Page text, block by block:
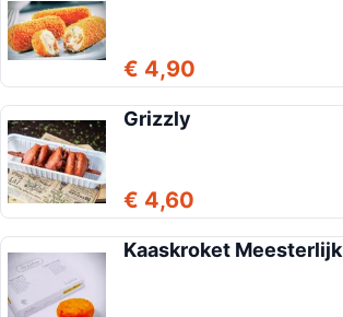
€ 4,90
Grizzly
€ 4,60
Kaaskroket Meesterlijk